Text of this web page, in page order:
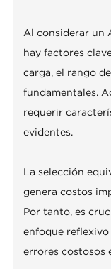
Al considerar un
hay factores
carga, el rango
fundamentales.
requerir
evidentes.
La selección
genera costos
Por tanto, es
enfoque
errores costosos